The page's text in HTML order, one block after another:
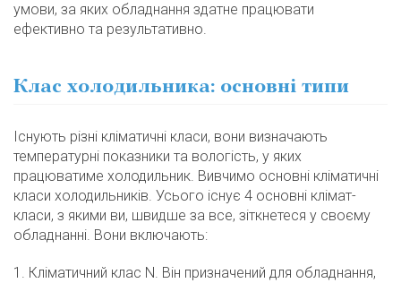
умови, за яких обладнання здатне працювати
ефективно та результативно.
Клас холодильника: основні типи
Існують різні кліматичні класи, вони визначають
температурні показники та вологість, у яких
працюватиме холодильник. Вивчимо основні кліматичні
класи холодильників. Усього існує 4 основні клімат-
класи, з якими ви, швидше за все, зіткнетеся у своєму
обладнанні. Вони включають:
1. Кліматичний клас N. Він призначений для обладнання,